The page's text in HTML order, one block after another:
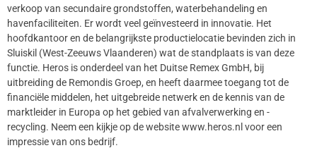
verkoop van secundaire grondstoffen, waterbehandeling en
havenfaciliteiten. Er wordt veel geïnvesteerd in innovatie. Het
hoofdkantoor en de belangrijkste productielocatie bevinden zich in
Sluiskil (West-Zeeuws Vlaanderen) wat de standplaats is van deze
functie. Heros is onderdeel van het Duitse Remex GmbH, bij
uitbreiding de Remondis Groep, en heeft daarmee toegang tot de
financiële middelen, het uitgebreide netwerk en de kennis van de
marktleider in Europa op het gebied van afvalverwerking en -
recycling. Neem een kijkje op de website www.heros.nl voor een
impressie van ons bedrijf.